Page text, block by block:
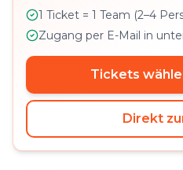
1 Ticket = 1 Team (2–4
Zugang per E-Mail in
Tickets
Direkt